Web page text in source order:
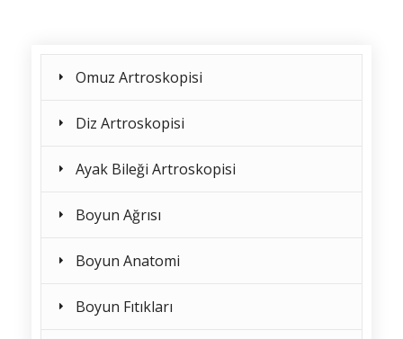
Omuz Artroskopisi
Diz Artroskopisi
Ayak Bileği Artroskopisi
Boyun Ağrısı
Boyun Anatomi
Boyun Fıtıkları